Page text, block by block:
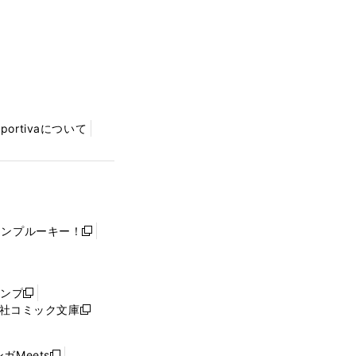
について
プルーキー！
新
ン
プ
新
し
コミック文庫
新